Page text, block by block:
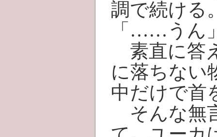
調で続ける
「……うん
素直に答
に落ちない
中だけで首
そんな無